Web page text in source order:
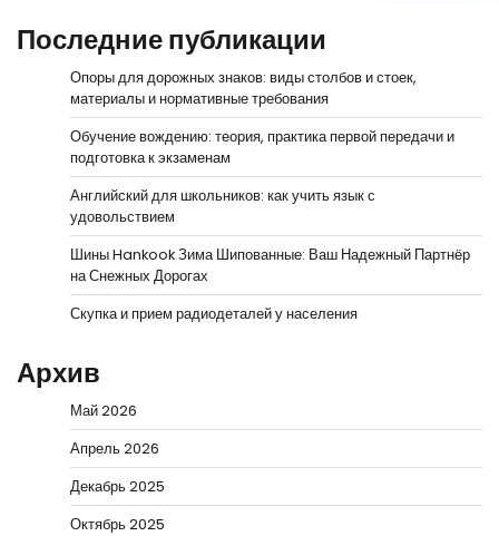
Последние публикации
Опоры для дорожных знаков: виды столбов и стоек,
материалы и нормативные требования
Обучение вождению: теория, практика первой передачи и
подготовка к экзаменам
Английский для школьников: как учить язык с
удовольствием
Шины Hankook Зима Шипованные: Ваш Надежный Партнёр
на Снежных Дорогах
Скупка и прием радиодеталей у населения
Архив
Май 2026
Апрель 2026
Декабрь 2025
Октябрь 2025